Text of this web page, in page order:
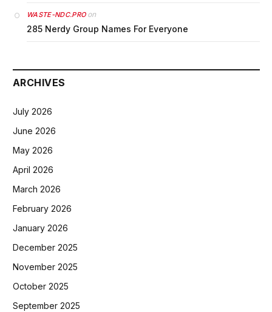
WASTE-NDC.PROon
285 Nerdy Group Names For Everyone
ARCHIVES
July 2026
June 2026
May 2026
April 2026
March 2026
February 2026
January 2026
December 2025
November 2025
October 2025
September 2025